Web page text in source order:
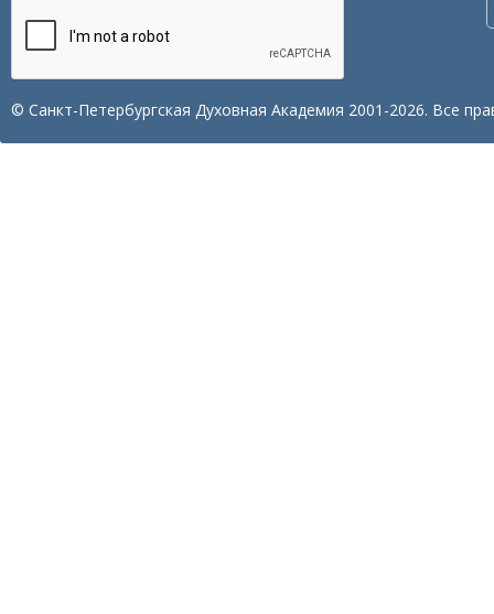
© Санкт-Петербургская Духовная Академия 2001-2026. Все